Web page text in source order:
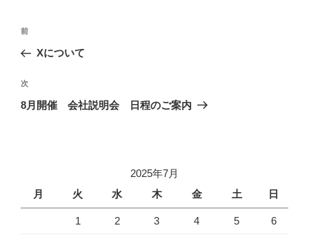
投
ナ
ビ
ゲ
前
の
稿
前
Xについて
次
の
次
8月開催 会社説明会 日程のご案内
2025年7月
月
火 水 木 金 土 日
1 2 3 4 5 6